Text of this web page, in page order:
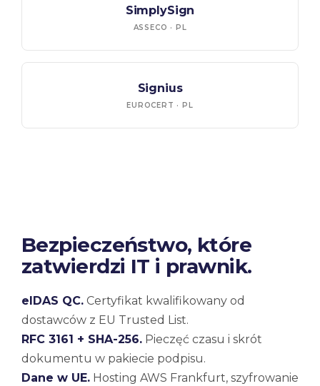
SimplySign
ASSECO · PL
Signius
EUROCERT · PL
Bezpieczeństwo, które
zatwierdzi IT i prawnik.
eIDAS QC. Certyfikat kwalifikowany od
dostawców z EU Trusted List.
RFC 3161 + SHA-256. Pieczęć czasu i skrót
dokumentu w pakiecie podpisu.
Dane w UE. Hosting AWS Frankfurt, szyfrowanie